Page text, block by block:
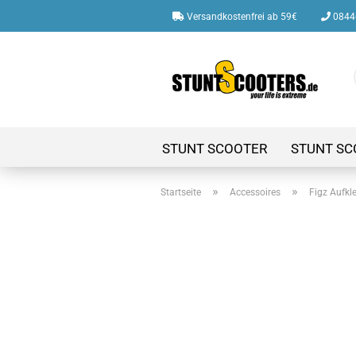
Versandkostenfrei ab 59€
STUNT SCOOTER STUNT
Startseite » Accessoires » Figz